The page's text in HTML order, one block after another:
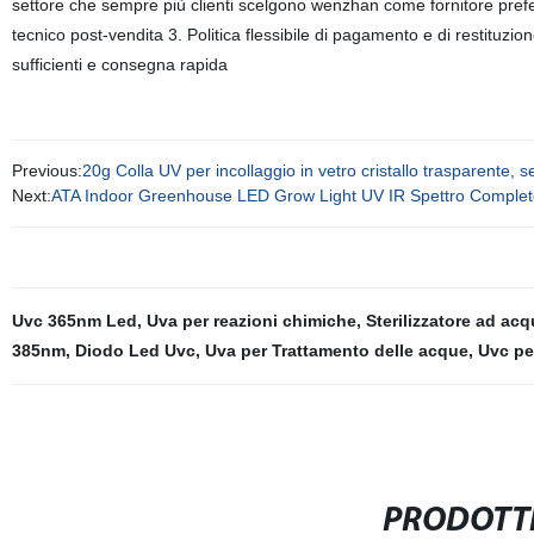
settore che sempre più clienti scelgono wenzhan come fornitore
tecnico post-vendita 3. Politica flessibile di pagamento e di
sufficienti e consegna rapida
Previous:20g Colla UV per incollaggio in vetro cristallo trasparente,
Next:ATA Indoor Greenhouse LED Grow Light UV IR Spettro
Uvc 365nm Led, Uva per reazioni chimiche, Sterilizzatore ad
385nm, Diodo Led Uvc, Uva per Trattamento delle acque, Uvc